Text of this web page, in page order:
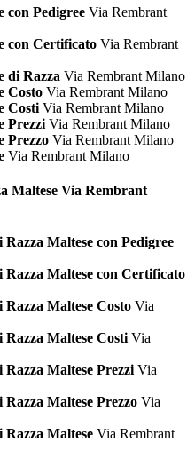
con Pedigree Via Rembrant
con Certificato Via Rembrant
di Razza Via Rembrant Milano
Costo Via Rembrant Milano
Costi Via Rembrant Milano
Prezzi Via Rembrant Milano
Prezzo Via Rembrant Milano
Via Rembrant Milano
Maltese Via Rembrant
Maltese con Pedigree
Maltese con Certificato
Maltese Costo Via
Maltese Costi Via
Maltese Prezzi Via
Maltese Prezzo Via
Maltese Via Rembrant